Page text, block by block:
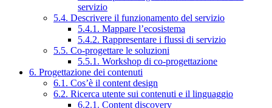
servizio
5.4. Descrivere il funzionamento del servizio
5.4.1. Mappare l’ecosistema
5.4.2. Rappresentare i flussi di servizio
5.5. Co-progettare le soluzioni
5.5.1. Workshop di co-progettazione
6. Progettazione dei contenuti
6.1. Cos’è il content design
6.2. Ricerca utente sui contenuti e il linguaggio
6.2.1. Content discovery